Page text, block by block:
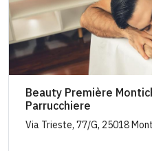
Beauty Première
Parrucchiere
Via Trieste, 77/G, 25018